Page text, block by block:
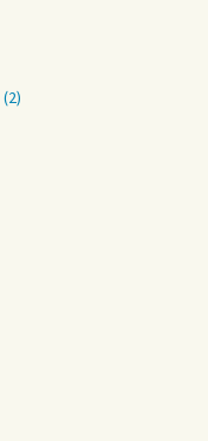
(2)